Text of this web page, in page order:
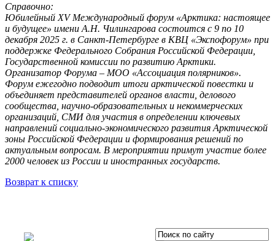
Справочно:
Юбилейный XV Международный форум «Арктика: настоящее
и будущее» имени А.Н. Чилингарова состоится с 9 по 10
декабря 2025 г. в Санкт-Петербурге в КВЦ «Экспофорум» при
поддержке Федерального Собрания Российской Федерации,
Государственной комиссии по развитию Арктики.
Организатор Форума – МОО «Ассоциация полярников».
Форум ежегодно подводит итоги арктической повестки и
объединяет представителей органов власти, делового
сообщества, научно-образовательных и некоммерческих
организаций, СМИ для участия в определении ключевых
направлений социально-экономического развития Арктической
зоны Российской Федерации и формирования решений по
актуальным вопросам. В мероприятии примут участие более
2000 человек из России и иностранных государств.
Возврат к списку